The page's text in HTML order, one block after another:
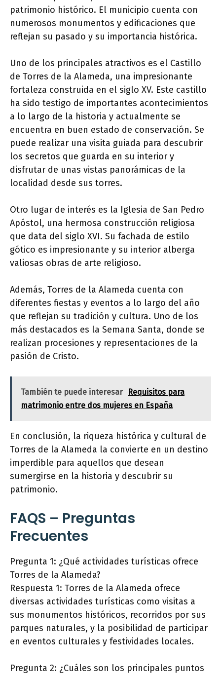
patrimonio histórico. El municipio cuenta con
numerosos monumentos y edificaciones que
reflejan su pasado y su importancia histórica.
Uno de los principales atractivos es el Castillo
de Torres de la Alameda, una impresionante
fortaleza construida en el siglo XV. Este castillo
ha sido testigo de importantes acontecimientos
a lo largo de la historia y actualmente se
encuentra en buen estado de conservación. Se
puede realizar una visita guiada para descubrir
los secretos que guarda en su interior y
disfrutar de unas vistas panorámicas de la
localidad desde sus torres.
Otro lugar de interés es la Iglesia de San Pedro
Apóstol, una hermosa construcción religiosa
que data del siglo XVI. Su fachada de estilo
gótico es impresionante y su interior alberga
valiosas obras de arte religioso.
Además, Torres de la Alameda cuenta con
diferentes fiestas y eventos a lo largo del año
que reflejan su tradición y cultura. Uno de los
más destacados es la Semana Santa, donde se
realizan procesiones y representaciones de la
pasión de Cristo.
También te puede interesar
Requisitos para
matrimonio entre dos mujeres en España
En conclusión, la riqueza histórica y cultural de
Torres de la Alameda la convierte en un destino
imperdible para aquellos que desean
sumergirse en la historia y descubrir su
patrimonio.
FAQS – Preguntas
Frecuentes
Pregunta 1: ¿Qué actividades turísticas ofrece
Torres de la Alameda?
Respuesta 1: Torres de la Alameda ofrece
diversas actividades turísticas como visitas a
sus monumentos históricos, recorridos por sus
parques naturales, y la posibilidad de participar
en eventos culturales y festividades locales.
Pregunta 2: ¿Cuáles son los principales puntos